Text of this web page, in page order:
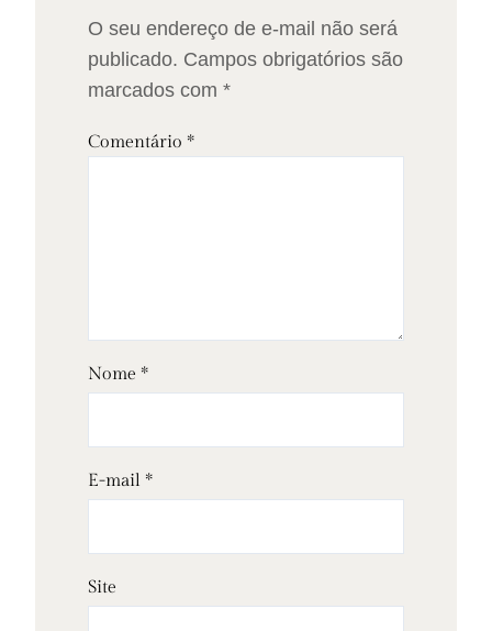
O seu endereço de e-mail não será
publicado. Campos obrigatórios são
marcados com *
Comentário *
Nome *
E-mail *
Site